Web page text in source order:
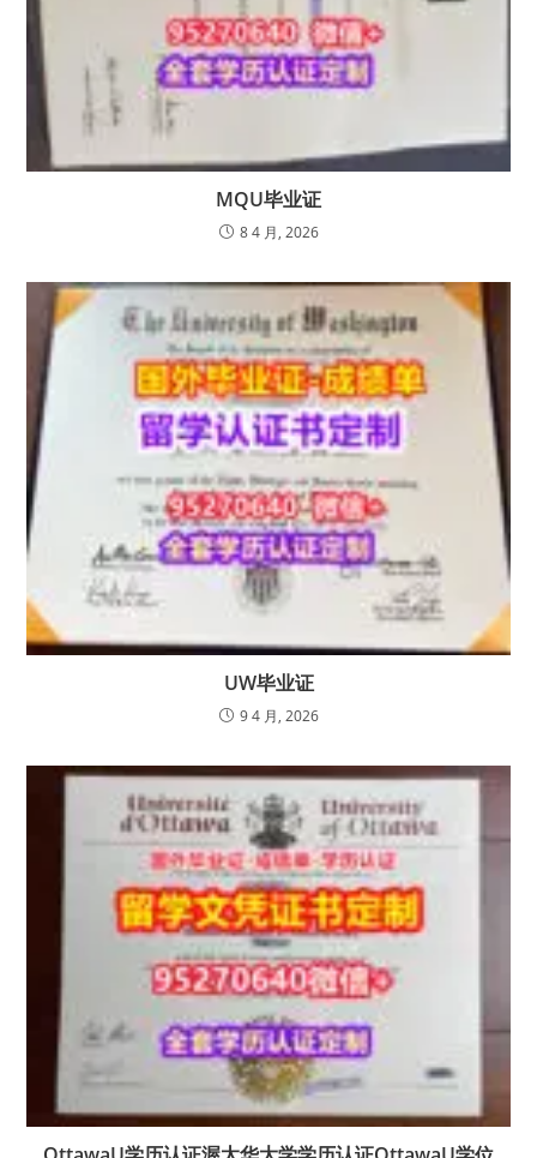
MQU毕业证
8 4 月, 2026
UW毕业证
9 4 月, 2026